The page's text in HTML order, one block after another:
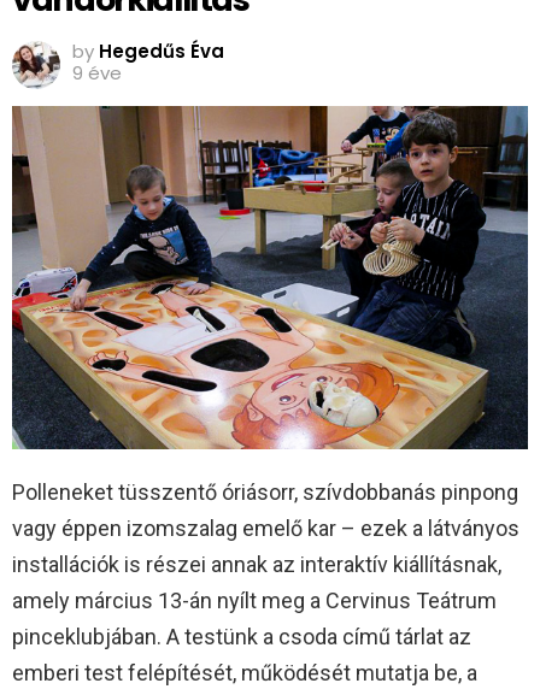
by Hegedűs Éva
9 éve
Polleneket tüsszentő óriásorr, szívdobbanás pinpong
vagy éppen izomszalag emelő kar – ezek a látványos
installációk is részei annak az interaktív kiállításnak,
amely március 13-án nyílt meg a Cervinus Teátrum
pinceklubjában. A testünk a csoda című tárlat az
emberi test felépítését, működését mutatja be, a